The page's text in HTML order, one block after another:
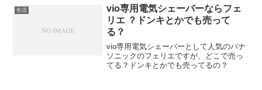
けるといいのでしょう？
生活
vio専用電気シェーバーならフェ
リエ ？ドンキとかでも売って
る？
vio専用電気シェーバーとして人気のパナ
ソニックのフェリエですが、どこで売っ
てる？ドンキとかでも売ってるの？